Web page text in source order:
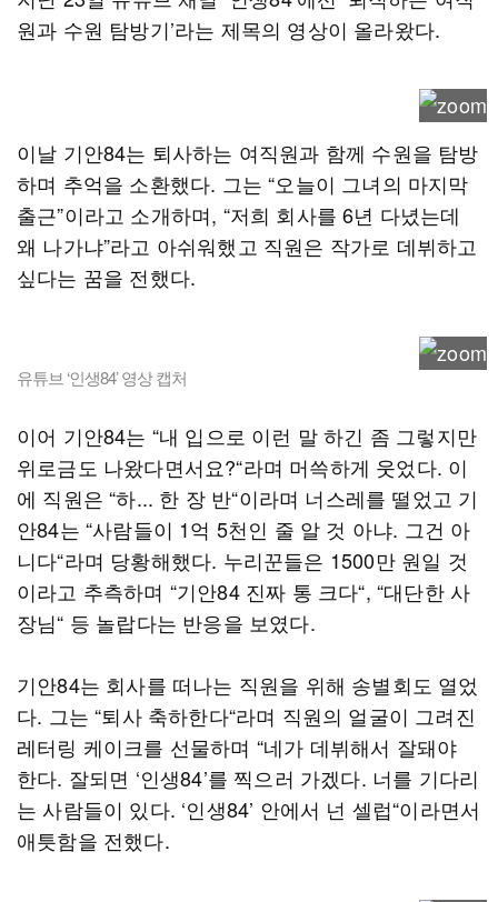
원과 수원 탐방기’라는 제목의 영상이 올라왔다.
이날 기안84는 퇴사하는 여직원과 함께 수원을 탐방
하며 추억을 소환했다. 그는 “오늘이 그녀의 마지막
출근”이라고 소개하며, “저희 회사를 6년 다녔는데
왜 나가냐”라고 아쉬워했고 직원은 작가로 데뷔하고
싶다는 꿈을 전했다.
유튜브 ‘인생84’ 영상 캡처
이어 기안84는 “내 입으로 이런 말 하긴 좀 그렇지만
위로금도 나왔다면서요?“라며 머쓱하게 웃었다. 이
에 직원은 “하... 한 장 반“이라며 너스레를 떨었고 기
안84는 “사람들이 1억 5천인 줄 알 것 아냐. 그건 아
니다“라며 당황해했다. 누리꾼들은 1500만 원일 것
이라고 추측하며 “기안84 진짜 통 크다“, “대단한 사
장님“ 등 놀랍다는 반응을 보였다.
기안84는 회사를 떠나는 직원을 위해 송별회도 열었
다. 그는 “퇴사 축하한다“라며 직원의 얼굴이 그려진
레터링 케이크를 선물하며 “네가 데뷔해서 잘돼야
한다. 잘되면 ‘인생84’를 찍으러 가겠다. 너를 기다리
는 사람들이 있다. ‘인생84’ 안에서 넌 셀럽“이라면서
애틋함을 전했다.